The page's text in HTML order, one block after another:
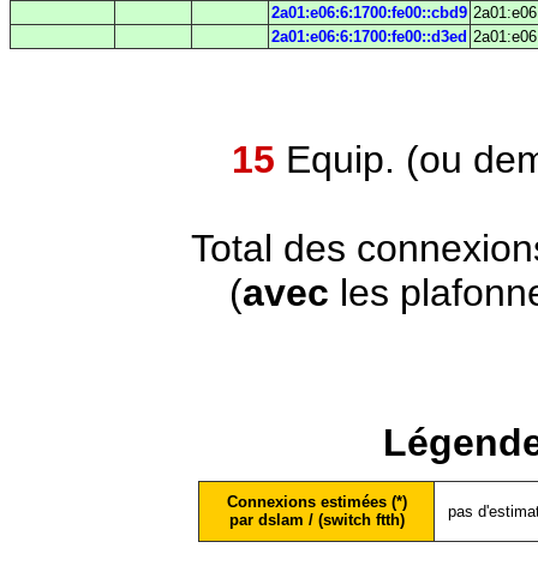
2a01:e06:6:1700:fe00::cbd9
2a01:e06:6:1700:fe00::d3ed
15 Equip. (ou
Total des
(avec les
Connexions estimées (*)
par dslam / (switch ftth)
pas